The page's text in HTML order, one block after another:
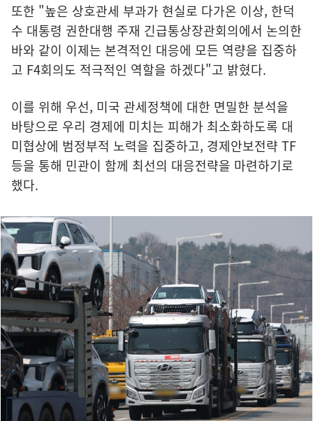
또한 "높은 상호관세 부과가 현실로 다가온 이상, 한덕
수 대통령 권한대행 주재 긴급통상장관회의에서 논의한
바와 같이 이제는 본격적인 대응에 모든 역량을 집중하
고 F4회의도 적극적인 역할을 하겠다"고 밝혔다.
이를 위해 우선, 미국 관세정책에 대한 면밀한 분석을
바탕으로 우리 경제에 미치는 피해가 최소화하도록 대
미협상에 범정부적 노력을 집중하고, 경제안보전략 TF
등을 통해 민관이 함께 최선의 대응전략을 마련하기로
했다.